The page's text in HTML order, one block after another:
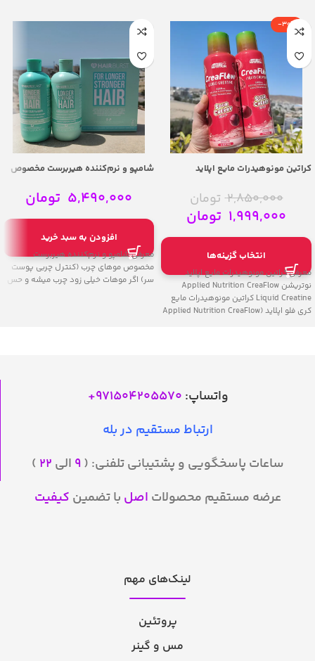
-30%
کراتین مونوهیدرات مایع اپلاید
Liquid Creatine
2,850,000 تومان
1,999,000 تومان
انتخاب گزینه‌ها
معرفی کراتین مونوهیدرات مایع اپلاید
نوتریشن Applied Nutrition CreaFlow
Liquid Creatine کراتین مونوهیدرات مایع
کری فلو اپلاید (Applied Nutrition CreaFlow
شامپو و نرم‌کننده هیربرست مخصوص
Longer Stronger Hair Set For Oily
Scalp & Roots
5,490,000 تومان
افزودن به سبد خرید
معرفی شامپو و نرم‌کننده هیربرست
مخصوص موهای چرب (کنترل چربی پوست
سر) اگر موهات خیلی زود چرب میشه و حس
واتساپ: 971504205570
+
ارتباط مستقیم در بله
ساعات پاسخگویی و پشتیبانی تلفنی: ( ۹ الی ۲۲ )
عرضه مستقیم محصولات اصل با تضمین کیفیت
لینک‌های مهم
پروتئین
مس و گینر